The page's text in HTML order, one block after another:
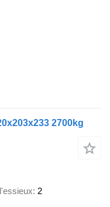
2700kg
2